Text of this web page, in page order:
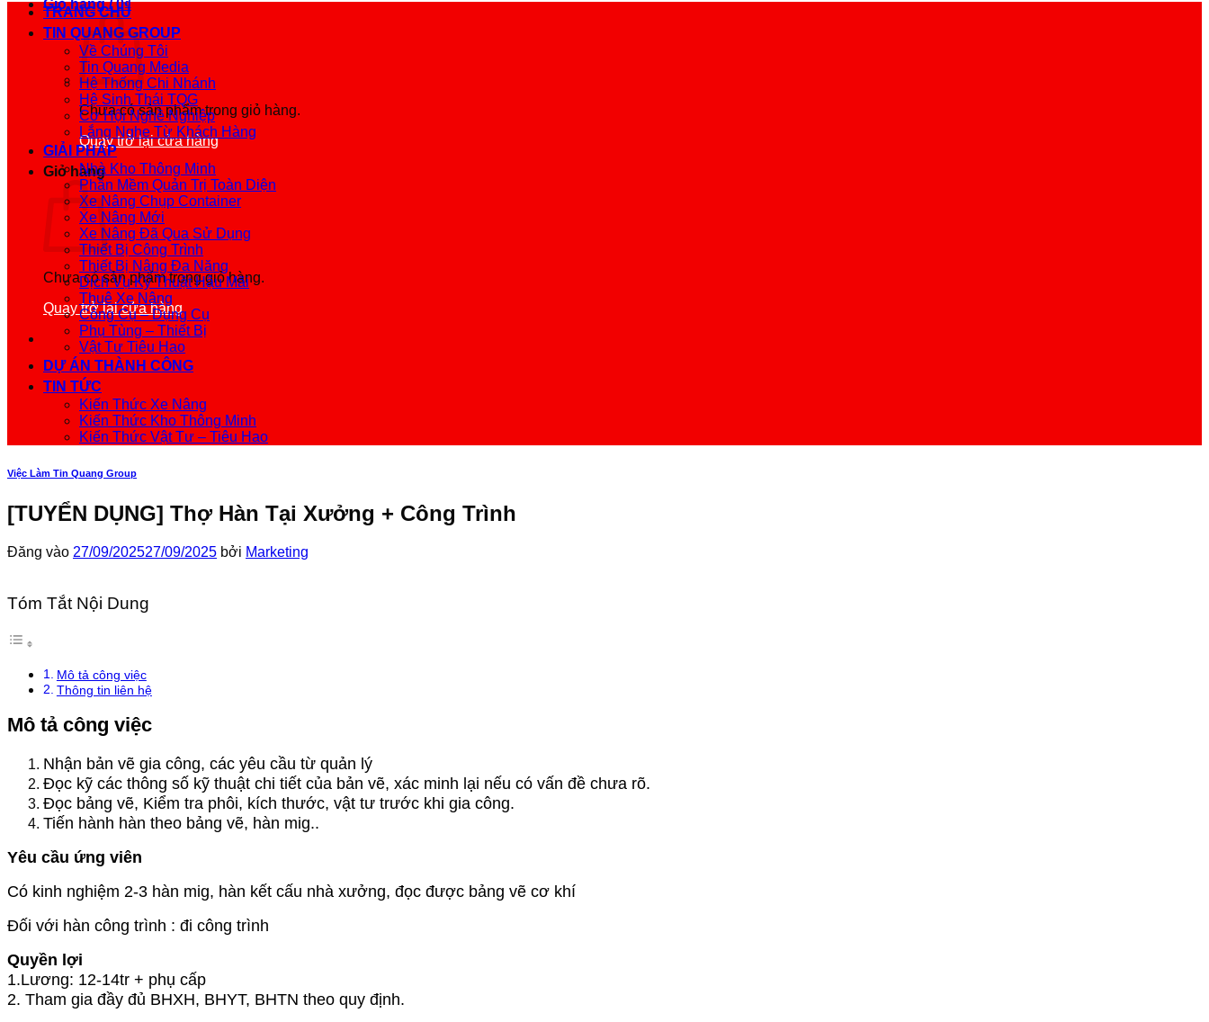
Giỏ hàng /0₫
Chưa có sản phẩm trong giỏ hàng.
Quay trở lại cửa hàng
Giỏ hàng
Chưa có sản phẩm trong giỏ hàng.
Quay trở lại cửa hàng
TRANG CHỦ
TIN QUANG GROUP
Về Chúng Tôi
Tin Quang Media
Hệ Thống Chi Nhánh
Hệ Sinh Thái TQG
Cơ Hội Nghề Nghiệp
Lắng Nghe Từ Khách Hàng
GIẢI PHÁP
Nhà Kho Thông Minh
Phần Mềm Quản Trị Toàn Diện
Xe Nâng Chụp Container
Xe Nâng Mới
Xe Nâng Đã Qua Sử Dụng
Thiết Bị Công Trình
Thiết Bị Nâng Đa Năng
Dịch Vụ Kỹ Thuật Hậu Mãi
Thuê Xe Nâng
Công Cụ – Dụng Cụ
Phụ Tùng – Thiết Bị
Vật Tư Tiêu Hao
DỰ ÁN THÀNH CÔNG
TIN TỨC
Kiến Thức Xe Nâng
Kiến Thức Kho Thông Minh
Kiến Thức Vật Tư – Tiêu Hao
Việc Làm Tin Quang Group
[TUYỂN DỤNG] Thợ Hàn Tại Xưởng + Công Trình
Đăng vào 27/09/202527/09/2025 bởi Marketing
Tóm Tắt Nội Dung
Mô tả công việc
Thông tin liên hệ
Mô tả công việc
Nhận bản vẽ gia công, các yêu cầu từ quản lý
Đọc kỹ các thông số kỹ thuật chi tiết của bản vẽ, xác minh lại nếu có vấn đề chưa rõ.
Đọc bảng vẽ, Kiểm tra phôi, kích thước, vật tư trước khi gia công.
Tiến hành hàn theo bảng vẽ, hàn mig..
Yêu cầu ứng viên
Có kinh nghiệm 2-3 hàn mig, hàn kết cấu nhà xưởng, đọc được bảng vẽ cơ khí
Đối với hàn công trình : đi công trình
Quyền lợi
1.Lương: 12-14tr + phụ cấp
2. Tham gia đầy đủ BHXH, BHYT, BHTN theo quy định.